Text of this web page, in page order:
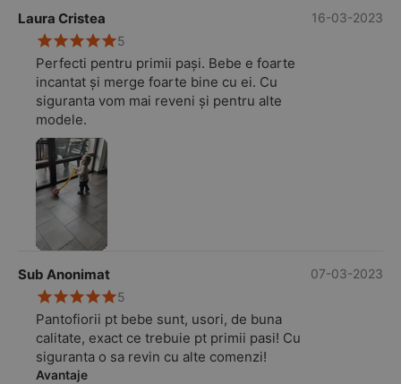
Laura Cristea
16-03-2023
5
Perfecti pentru primii pași. Bebe e foarte
incantat și merge foarte bine cu ei. Cu
siguranta vom mai reveni și pentru alte
modele.
Sub Anonimat
07-03-2023
5
Pantofiorii pt bebe sunt, usori, de buna
calitate, exact ce trebuie pt primii pasi! Cu
siguranta o sa revin cu alte comenzi!
Avantaje